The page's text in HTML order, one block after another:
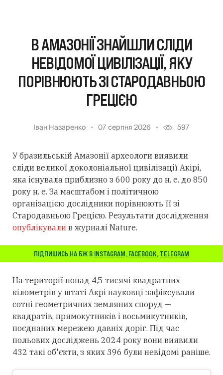
В АМАЗОНІЇ ЗНАЙШЛИ СЛІДИ
НЕВІДОМОЇ ЦИВІЛІЗАЦІЇ, ЯКУ
ПОРІВНЮЮТЬ ЗІ СТАРОДАВНЬОЮ
ГРЕЦІЄЮ
Іван Назаренко 07 серпня 2026 597
У бразильській Амазонії археологи виявили
сліди великої доколоніальної цивілізації Акірі,
яка існувала приблизно з 600 року до н. е. до 850
року н. е. За масштабом і політичною
організацією дослідники порівнюють її зі
Стародавньою Грецією. Результати дослідження
опублікували в журналі Nature.
ПІДПИШИСЬ НА БЖ В INSTAGRAM, FACEBOOK, TELEGRAM
На території понад 4,5 тисячі квадратних
кілометрів у штаті Акрі науковці зафіксували
сотні геометричних земляних споруд —
квадратів, прямокутників і восьмикутників,
поєднаних мережею давніх доріг. Під час
польових досліджень 2024 року вони виявили
432 такі об'єкти, з яких 396 були невідомі раніше.